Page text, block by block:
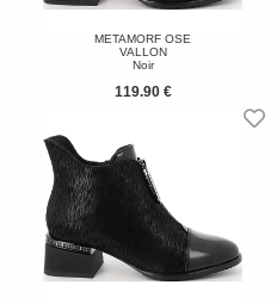
METAMORF OSE
VALLON
Noir
119.90 €